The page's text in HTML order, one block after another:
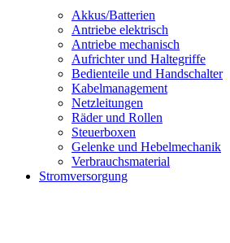
Akkus/Batterien
Antriebe elektrisch
Antriebe mechanisch
Aufrichter und Haltegriffe
Bedienteile und Handschalter
Kabelmanagement
Netzleitungen
Räder und Rollen
Steuerboxen
Gelenke und Hebelmechanik
Verbrauchsmaterial
Stromversorgung